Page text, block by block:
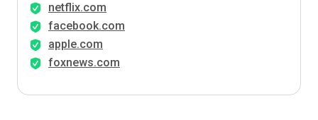
netflix.com
facebook.com
apple.com
foxnews.com